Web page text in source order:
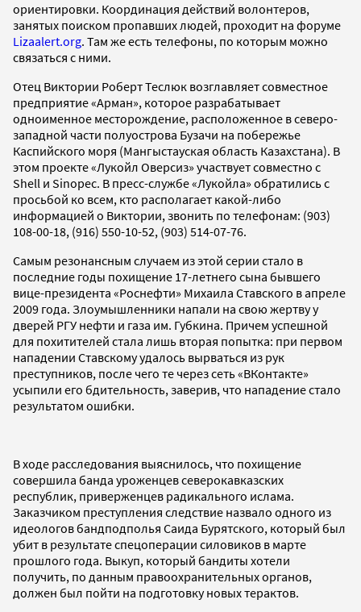
ориентировки. Координация действий волонтеров,
занятых поиском пропавших людей, проходит на форуме
Lizaalert.org. Там же есть телефоны, по которым можно
связаться с ними.
Отец Виктории Роберт Теслюк возглавляет совместное
предприятие «Арман», которое разрабатывает
одноименное месторождение, расположенное в северо-
западной части полуострова Бузачи на побережье
Каспийского моря (Мангыстауская область Казахстана). В
этом проекте «Лукойл Оверсиз» участвует совместно с
Shell и Sinopec. В пресс-службе «Лукойла» обратились с
просьбой ко всем, кто располагает какой-либо
информацией о Виктории, звонить по телефонам: (903)
108-00-18, (916) 550-10-52, (903) 514-07-76.
Самым резонансным случаем из этой серии стало в
последние годы похищение 17-летнего сына бывшего
вице-президента «Роснефти» Михаила Ставского в апреле
2009 года. Злоумышленники напали на свою жертву у
дверей РГУ нефти и газа им. Губкина. Причем успешной
для похитителей стала лишь вторая попытка: при первом
нападении Ставскому удалось вырваться из рук
преступников, после чего те через сеть «ВКонтакте»
усыпили его бдительность, заверив, что нападение стало
результатом ошибки.
В ходе расследования выяснилось, что похищение
совершила банда уроженцев северокавказских
республик, приверженцев радикального ислама.
Заказчиком преступления следствие назвало одного из
идеологов бандподполья Саида Бурятского, который был
убит в результате спецоперации силовиков в марте
прошлого года. Выкуп, который бандиты хотели
получить, по данным правоохранительных органов,
должен был пойти на подготовку новых терактов.